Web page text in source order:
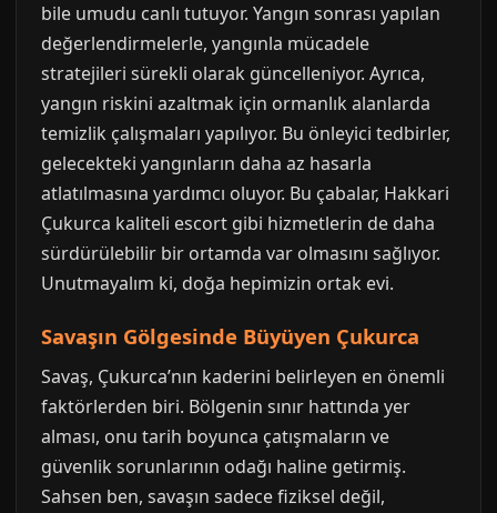
bile umudu canlı tutuyor. Yangın sonrası yapılan
değerlendirmelerle, yangınla mücadele
stratejileri sürekli olarak güncelleniyor. Ayrıca,
yangın riskini azaltmak için ormanlık alanlarda
temizlik çalışmaları yapılıyor. Bu önleyici tedbirler,
gelecekteki yangınların daha az hasarla
atlatılmasına yardımcı oluyor. Bu çabalar, Hakkari
Çukurca kaliteli escort gibi hizmetlerin de daha
sürdürülebilir bir ortamda var olmasını sağlıyor.
Unutmayalım ki, doğa hepimizin ortak evi.
Savaşın Gölgesinde Büyüyen Çukurca
Savaş, Çukurca’nın kaderini belirleyen en önemli
faktörlerden biri. Bölgenin sınır hattında yer
alması, onu tarih boyunca çatışmaların ve
güvenlik sorunlarının odağı haline getirmiş.
Sahsen ben, savaşın sadece fiziksel değil,